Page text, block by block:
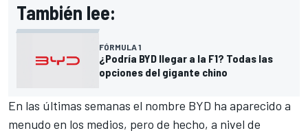
También lee:
FÓRMULA 1
¿Podría BYD llegar a la F1? Todas las
opciones del gigante chino
En las últimas semanas el nombre BYD ha aparecido a
menudo en los medios, pero de hecho, a nivel de